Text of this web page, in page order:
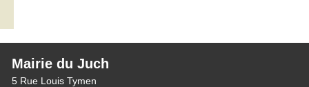
Mairie du Juch
5 Rue Louis Tymen